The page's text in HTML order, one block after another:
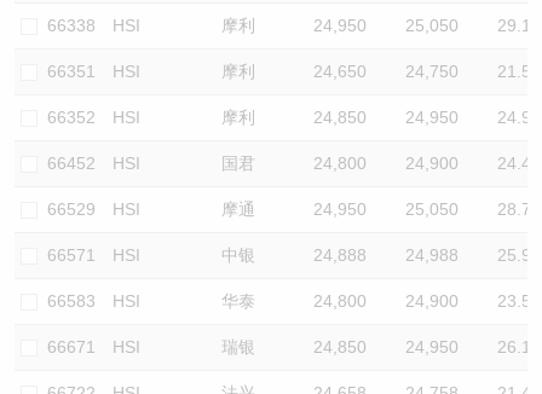
66338 HSI 摩利 24,950 25,050 29.1
66351 HSI 摩利 24,650 24,750 21.5
66352 HSI 摩利 24,850 24,950 24.9
66452 HSI 国君 24,800 24,900 24.4
66529 HSI 摩通 24,950 25,050 28.7
66571 HSI 中银 24,888 24,988 25.9
66583 HSI 华泰 24,800 24,900 23.5
66671 HSI 瑞银 24,850 24,950 26.1